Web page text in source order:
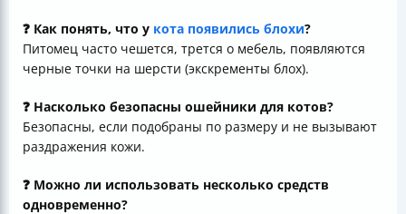
❓ Как понять, что у кота появились блохи?
Питомец часто чешется, трется о мебель, появляются
черные точки на шерсти (экскременты блох).
❓ Насколько безопасны ошейники для котов?
Безопасны, если подобраны по размеру и не вызывают
раздражения кожи.
❓ Можно ли использовать несколько средств
одновременно?